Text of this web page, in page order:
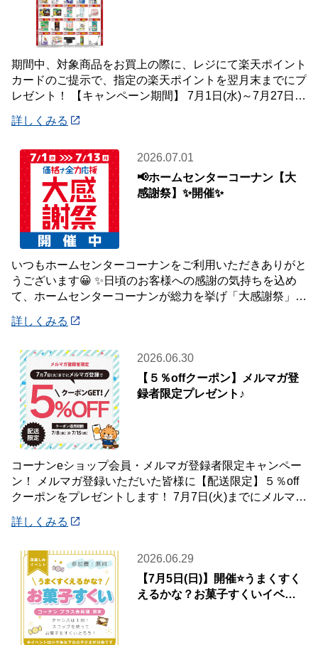
期間中、対象商品をお買上の際に、レジにて楽天ポイント
カードのご提示で、指定の楽天ポイントを翌月末までにプ
レゼント！ 【キャンペーン期間】 7月1日(水)～7月27日
詳しくみる
2026.07.01
📢ホームセンターコーナン【大
感謝祭】✨開催✨
いつもホームセンターコーナンをご利用いただきありがと
うございます😀 ✨日頃のお客様への感謝の気持ちを込め
て、ホームセンターコーナンが総力を挙げ「大感謝祭」を
詳しくみる
2026.06.30
【５％offクーポン】メルマガ登
録者限定プレゼント♪
コーナンeショップ会員・メルマガ登録者限定キャンペー
ン！ メルマガ登録いただいた皆様に【配送限定】５％off
クーポンをプレゼントします！ 7月7日(火)までにメルマガ
詳しくみる
2026.06.29
【7月5日(日)】開催⭐️うまくすく
えるかな？お菓子すくいイベン